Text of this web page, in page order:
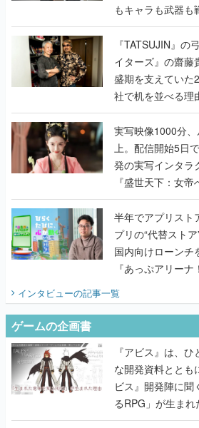
もキャラも武器も
で作り込まれた理
く
『TATSUJIN』の
イターズ』の齋
盛期を支えていた
社で机を並べる理
『TATSUJIN
んだレジェンド2
実写映像1000分
上。配信開始5日
発の実写インタラ
『盛世天下：女
うこだわりをプロ
半年でアプリストアを
プリの“代替スト
国内向けローンチ
『あっぷアリー
インタビューの記事一覧
ゲームの企画書
『アビス』は、
な開発資料ととも
ビス』開発陣に聞
るRPG」が生ま
書】